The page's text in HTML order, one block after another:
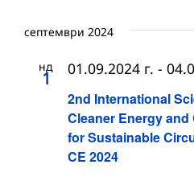
септември 2024
нд
1
2nd International
Cleaner Energy
for Sustainable
CE 2024
01.09.2024 г. -